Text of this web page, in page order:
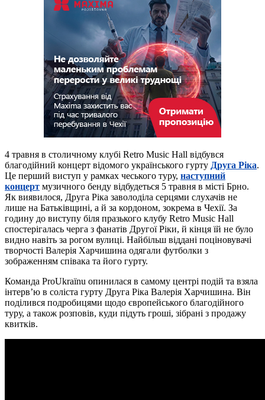
4 травня в столичному клубі Retro Music Hall відбувся
благодійний концерт відомого українського гурту Друга Ріка.
Це перший виступ у рамках чеського туру, наступний
концерт музичного бенду відбудеться 5 травня в місті Брно.
Як виявилося, Друга Ріка заволоділа серцями слухачів не
лише на Батьківщині, а й за кордоном, зокрема в Чехії. За
годину до виступу біля празького клубу Retro Music Hall
спостерігалась черга з фанатів Другої Ріки, й кінця їй не було
видно навіть за рогом вулиці. Найбільш віддані поціновувачі
творчості Валерія Харчишина одягали футболки з
зображенням співака та його гурту.
Команда ProUkraїnu опинилася в самому центрі подій та взяла
інтерв’ю в соліста гурту Друга Ріка Валерія Харчишина. Він
поділився подробицями щодо європейського благодійного
туру, а також розповів, куди підуть гроші, зібрані з продажу
квитків.